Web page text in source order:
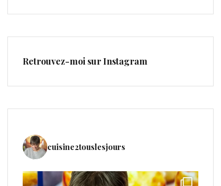
Retrouvez-moi sur Instagram
cuisine2touslesjours